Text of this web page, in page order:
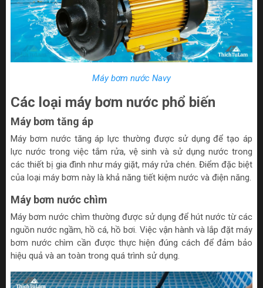
Máy bơm nước Navy
Các loại máy bơm nước phổ biến
Máy bơm tăng áp
Máy bơm nước tăng áp lực thường được sử dụng để tạo áp
lực nước trong việc tắm rửa, vệ sinh và sử dụng nước trong
các thiết bị gia đình như máy giặt, máy rửa chén. Điểm đặc biệt
của loại máy bơm này là khả năng tiết kiệm nước và điện năng.
Máy bơm nước chìm
Máy bơm nước chìm thường được sử dụng để hút nước từ các
nguồn nước ngầm, hồ cá, hồ bơi. Việc vận hành và lắp đặt máy
bơm nước chìm cần được thực hiện đúng cách để đảm bảo
hiệu quả và an toàn trong quá trình sử dụng.